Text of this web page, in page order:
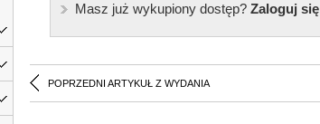
Masz już wykupiony dostęp?Zaloguj się
POPRZEDNI ARTYKUŁ Z WYDANIA